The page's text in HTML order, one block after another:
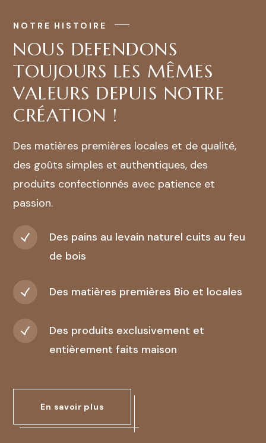
NOTRE HISTOIRE
NOUS DEFENDONS
TOUJOURS LES MÊMES
VALEURS DEPUIS NOTRE
CRÉATION !
Des matières premières locales et de qualité,
des goûts simples et authentiques, des
produits confectionnés avec patience et
passion.
Des pains au levain naturel cuits au feu
de bois
Des matières premières Bio et locales
Des produits exclusivement et
entièrement faits maison
En savoir plus